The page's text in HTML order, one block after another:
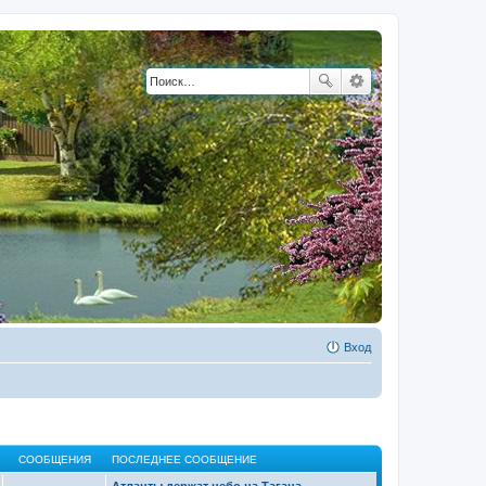
Вход
СООБЩЕНИЯ ПОСЛЕДНЕЕ СООБЩЕНИЕ